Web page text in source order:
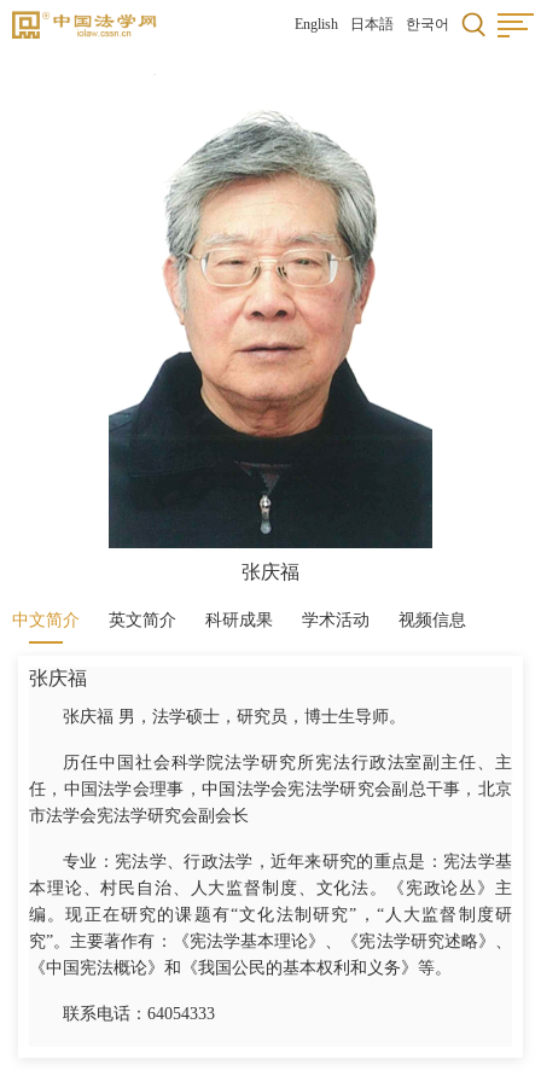
English 日本語 한국어
张庆福
中文简介 英文简介 科研成果 学术活动 视频信息
张庆福
张庆福 男，法学硕士，研究员，博士生导师。
历任中国社会科学院法学研究所宪法行政法室副主任、主
任，中国法学会理事，中国法学会宪法学研究会副总干事，北京
市法学会宪法学研究会副会长
专业：宪法学、行政法学，近年来研究的重点是：宪法学基
本理论、村民自治、人大监督制度、文化法。《宪政论丛》主
编。现正在研究的课题有“文化法制研究”，“人大监督制度研
究”。主要著作有：《宪法学基本理论》、《宪法学研究述略》、
《中国宪法概论》和《我国公民的基本权利和义务》等。
联系电话：64054333